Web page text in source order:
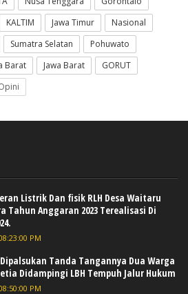
KALTIM Jawa Timur
Nasional
Sumatra Selatan
Pohuwato
Barat Jawa Barat
GORUT
Listrik Dan fisik RLH Desa Waitaru
Tahun Anggaran 2023 Terealisasi Di
PM
Tanda Tangannya Dua Warga
Didampingi LBH Tempuh Jalur Hukum
PM